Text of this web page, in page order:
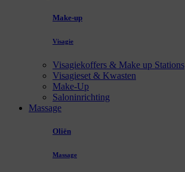
Make-up
Visagie
Visagiekoffers & Make up Stations
Visagieset & Kwasten
Make-Up
Saloninrichting
Massage
Oliën
Massage